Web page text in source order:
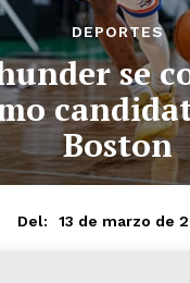
DEPORTES
se
Boston
Del: 13 de marzo de